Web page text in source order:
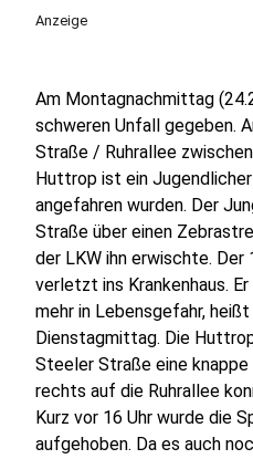
Anzeige
Am Montagnachmittag
schweren Unfall gegeben.
Straße / Ruhrallee
Huttrop ist ein
angefahren wurden. Der
Straße über einen
der LKW ihn erwischte.
verletzt ins Krankenhaus.
mehr in Lebensgefahr,
Dienstagmittag. Die
Steeler Straße eine
rechts auf die Ruhrallee
Kurz vor 16 Uhr wurde die
aufgehoben. Da es auch